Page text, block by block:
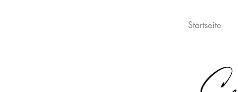
Startseite